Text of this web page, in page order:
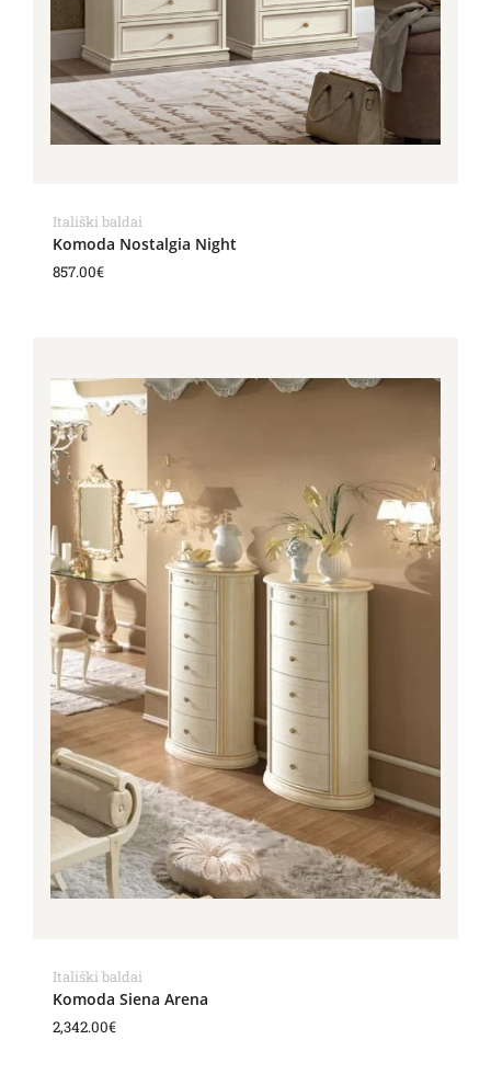
Itališki baldai
Komoda Nostalgia Night
857.00€
Itališki baldai
Komoda Siena Arena
2,342.00€